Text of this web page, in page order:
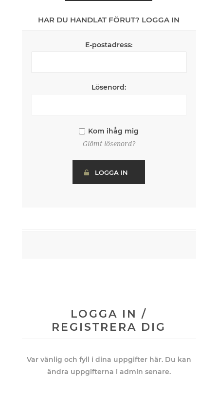
HAR DU HANDLAT FÖRUT? LOGGA IN
E-postadress:
Lösenord:
Kom ihåg mig
Glömt lösenord?
LOGGA IN
LOGGA IN /
REGISTRERA DIG
Var vänlig och fyll i dina uppgifter här. Du kan
ändra uppgifterna i admin senare.